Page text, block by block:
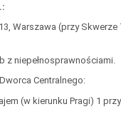
Warszawa (przy
z niepełnosprawnościami.
Centralnego:
(w kierunku Pragi) 1